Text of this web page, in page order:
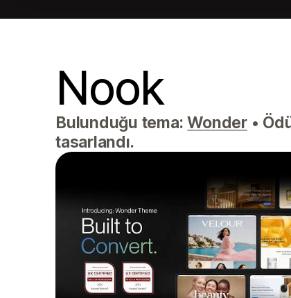
Nook
Bulunduğu tema:Wonder •
tasarlandı.